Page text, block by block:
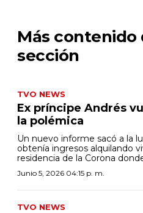
Más contenido
sección
TVO NEWS
Ex príncipe Andrés
la polémica
Un nuevo informe sacó a la
obtenía ingresos alquilando
residencia de la Corona
Junio 5, 2026 04:15 p. m.
TVO NEWS